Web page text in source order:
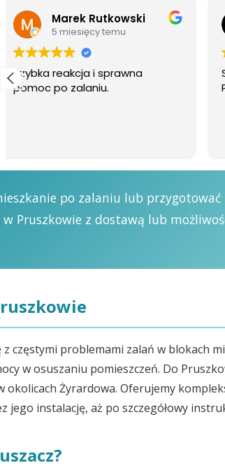
Jedd JJ
7 miesięcy temu
Szybka i sprawna realizacja.
Polecam
po zalaniu lub
Pruszkowie z dostawą lub
częstymi problemami zalań w blokach
w osuszaniu pomieszczeń. Do
okolicach Żyrardowa. Oferujemy
instalację, aż po szczegółowy